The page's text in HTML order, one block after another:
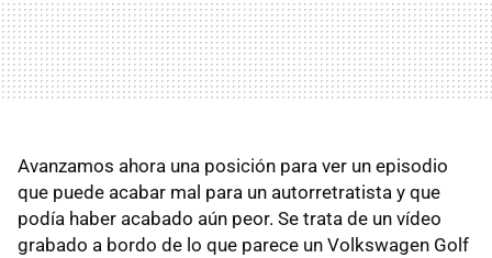
Avanzamos ahora una posición para ver un episodio
que puede acabar mal para un autorretratista y que
podía haber acabado aún peor. Se trata de un vídeo
grabado a bordo de lo que parece un Volkswagen Golf